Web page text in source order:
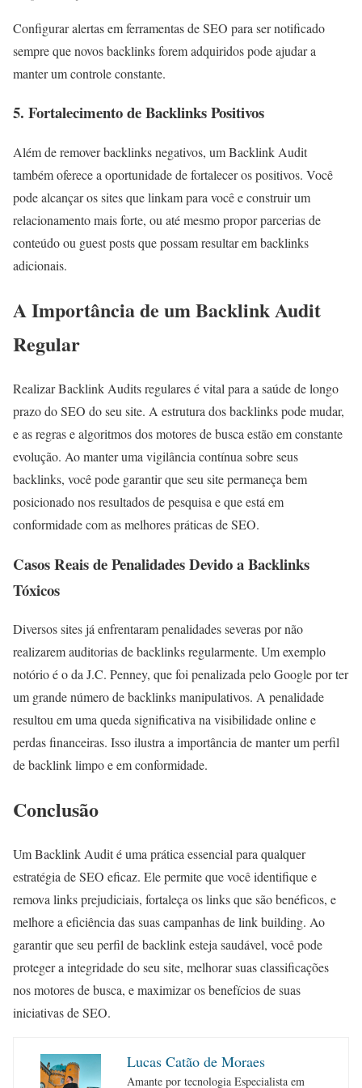
Configurar alertas em ferramentas de SEO para ser notificado
sempre que novos backlinks forem adquiridos pode ajudar a
manter um controle constante.
5. Fortalecimento de Backlinks Positivos
Além de remover backlinks negativos, um Backlink Audit
também oferece a oportunidade de fortalecer os positivos. Você
pode alcançar os sites que linkam para você e construir um
relacionamento mais forte, ou até mesmo propor parcerias de
conteúdo ou guest posts que possam resultar em backlinks
adicionais.
A Importância de um Backlink Audit
Regular
Realizar Backlink Audits regulares é vital para a saúde de longo
prazo do SEO do seu site. A estrutura dos backlinks pode mudar,
e as regras e algoritmos dos motores de busca estão em constante
evolução. Ao manter uma vigilância contínua sobre seus
backlinks, você pode garantir que seu site permaneça bem
posicionado nos resultados de pesquisa e que está em
conformidade com as melhores práticas de SEO.
Casos Reais de Penalidades Devido a Backlinks
Tóxicos
Diversos sites já enfrentaram penalidades severas por não
realizarem auditorias de backlinks regularmente. Um exemplo
notório é o da J.C. Penney, que foi penalizada pelo Google por ter
um grande número de backlinks manipulativos. A penalidade
resultou em uma queda significativa na visibilidade online e
perdas financeiras. Isso ilustra a importância de manter um perfil
de backlink limpo e em conformidade.
Conclusão
Um Backlink Audit é uma prática essencial para qualquer
estratégia de SEO eficaz. Ele permite que você identifique e
remova links prejudiciais, fortaleça os links que são benéficos, e
melhore a eficiência das suas campanhas de link building. Ao
garantir que seu perfil de backlink esteja saudável, você pode
proteger a integridade do seu site, melhorar suas classificações
nos motores de busca, e maximizar os benefícios de suas
iniciativas de SEO.
Lucas Catão de Moraes
Amante por tecnologia Especialista em